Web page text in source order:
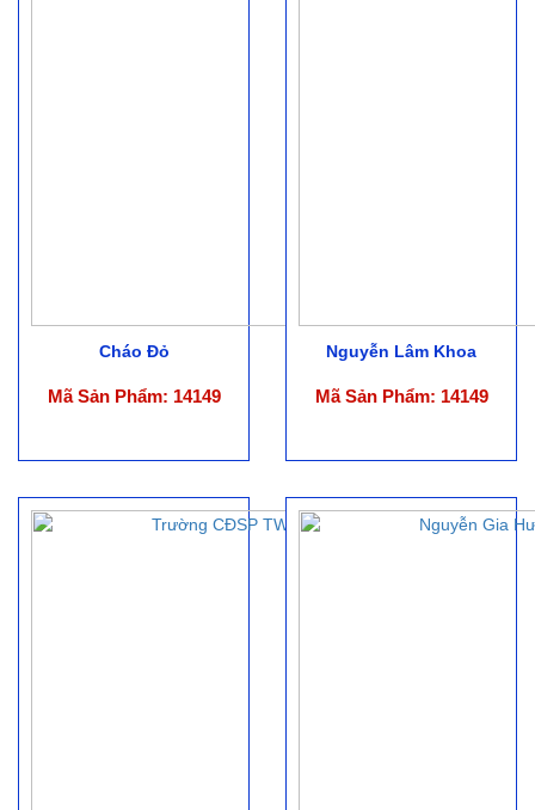
Cháo Đỏ
Mã Sản Phẩm: 14149
Nguyễn Lâm Khoa
Mã Sản Phẩm: 14149